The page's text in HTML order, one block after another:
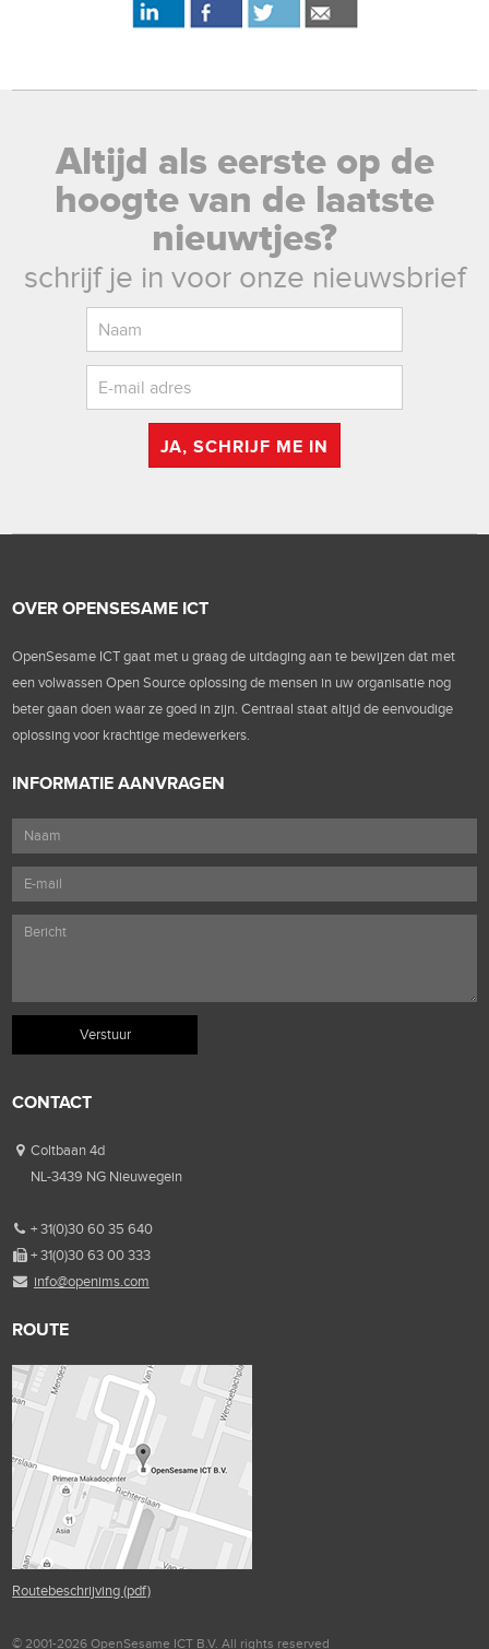
Altijd als eerste op de
hoogte van de laatste
nieuwtjes?
schrijf je in voor onze nieuwsbrief
JA, SCHRIJF ME IN
OVER OPENSESAME ICT
OpenSesame ICT gaat met u graag de uitdaging aan te bewijzen dat met
een volwassen Open Source oplossing de mensen in uw organisatie nog
beter gaan doen waar ze goed in zijn. Centraal staat altijd de eenvoudige
oplossing voor krachtige medewerkers.
INFORMATIE AANVRAGEN
CONTACT
Coltbaan 4d
NL-3439 NG Nieuwegein
+ 31(0)30 60 35 640
+ 31(0)30 63 00 333
info@openims.com
ROUTE
Routebeschrijving (pdf)
© 2001-2026 OpenSesame ICT B.V. All rights reserved